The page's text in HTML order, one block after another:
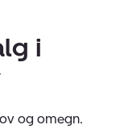
for. Vores
uforpligtende, så
i
og omegn.